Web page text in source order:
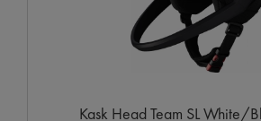
Kask Head Team SL White/